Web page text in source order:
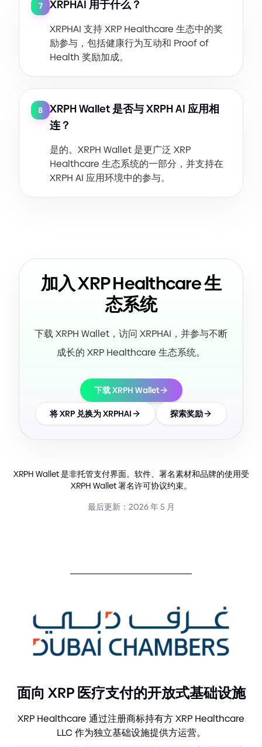
7 XRPHAI 用于什么？
XRPHAI 支持 XRP Healthcare 生态中的奖
励参与，包括健康行为互动和 Proof of
Health 奖励加成。
8 XRPH Wallet 是否与 XRPH AI 应用相
连？
是的。XRPH Wallet 是更广泛 XRP
Healthcare 生态系统的一部分，并支持在
XRPH AI 应用环境中的参与。
加入 XRP Healthcare 生
态系统
下载 XRPH Wallet，访问 XRPHAI，并参与不断
成长的 XRP Healthcare 生态系统。
下载 XRPH Wallet
将 XRP 兑换为 XRPHAI
探索奖励
XRPH Wallet 是非托管支付界面。软件、署名素材和品牌的使用受
XRPH Wallet 署名许可协议约束。
最后更新：2026 年 5 月
面向 XRP 医疗支付的开放式基础设施
XRP Healthcare 通过注册商标持有方 XRP Healthcare
LLC 作为独立基础设施提供方运营。